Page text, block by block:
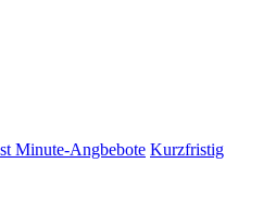
Minute-Angbebote Kurzfristig